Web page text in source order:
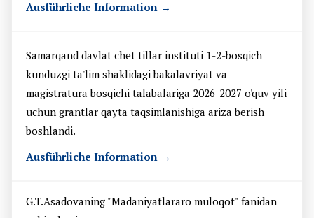
Ausführliche Information →
Samarqand davlat chet tillar instituti 1-2-bosqich
kunduzgi ta'lim shaklidagi bakalavriyat va
magistratura bosqichi talabalariga 2026-2027 o'quv yili
uchun grantlar qayta taqsimlanishiga ariza berish
boshlandi.
Ausführliche Information →
G.T.Asadovaning "Madaniyatlararo muloqot" fanidan